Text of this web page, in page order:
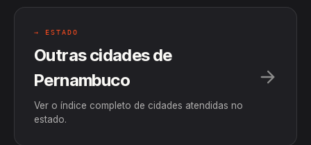
→ ESTADO
Outras cidades de
Pernambuco
Ver o índice completo de cidades atendidas no
estado.